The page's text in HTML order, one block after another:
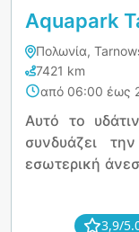
Aquapark
Πολωνία,
7421 km
από 06:00 έως
Αυτό το
συνδυάζει
εσωτερική
κύματα έως
ζώνες σπα.3,9/